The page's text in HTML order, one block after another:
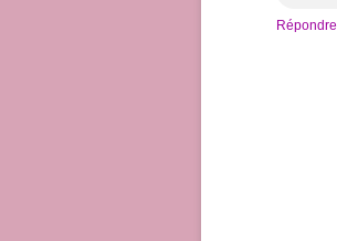
Répondre